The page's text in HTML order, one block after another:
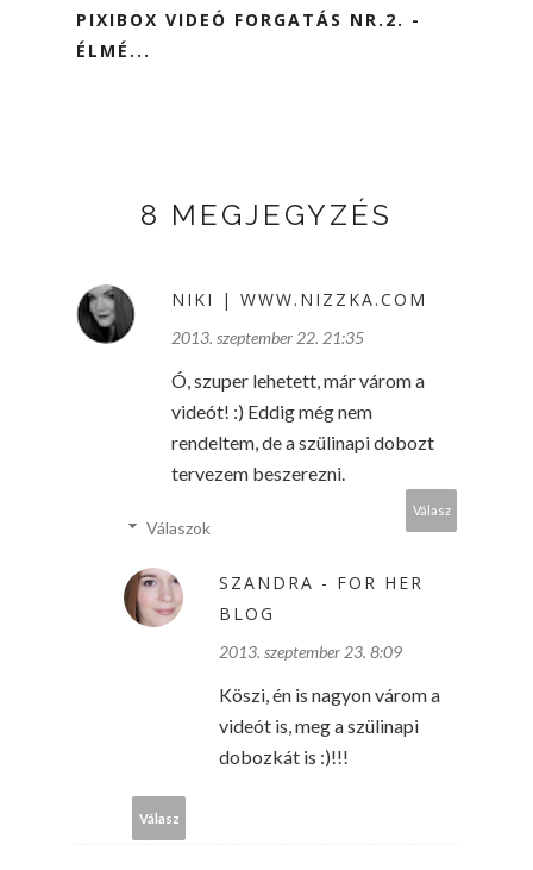
PIXIBOX VIDEÓ FORGATÁS NR.2. -
ÉLMÉ...
8 MEGJEGYZÉS
NIKI | WWW.NIZZKA.COM
2013. szeptember 22. 21:35
Ó, szuper lehetett, már várom a
videót! :) Eddig még nem
rendeltem, de a szülinapi dobozt
tervezem beszerezni.
Válasz
Válaszok
SZANDRA - FOR HER
BLOG
2013. szeptember 23. 8:09
Köszi, én is nagyon várom a
videót is, meg a szülinapi
dobozkát is :)!!!
Válasz